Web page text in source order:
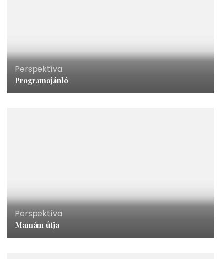
Perspektíva
Programajánló
Perspektíva
Mamám útja